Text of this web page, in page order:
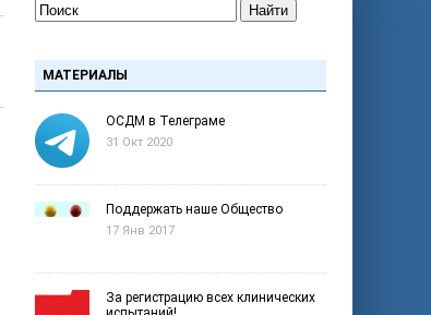
Найти
МАТЕРИАЛЫ
ОСДМ в Телеграме
31 Окт 2020
Поддержать наше Общество
17 Янв 2017
За регистрацию всех клинических